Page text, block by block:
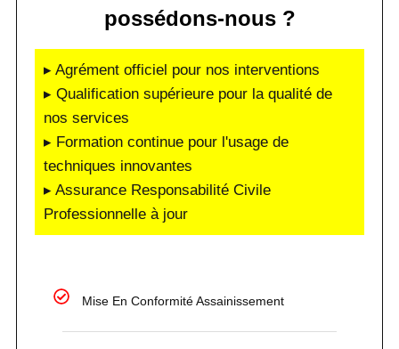
possédons-nous ?
▸ Agrément officiel pour nos interventions
▸ Qualification supérieure pour la qualité de
nos services
▸ Formation continue pour l'usage de
techniques innovantes
▸ Assurance Responsabilité Civile
Professionnelle à jour
Mise En Conformité Assainissement